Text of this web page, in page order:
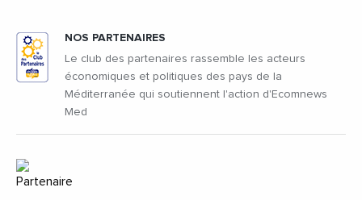
NOS PARTENAIRES
Le club des partenaires rassemble les acteurs
économiques et politiques des pays de la
Méditerranée qui soutiennent l'action d'Ecomnews
Med